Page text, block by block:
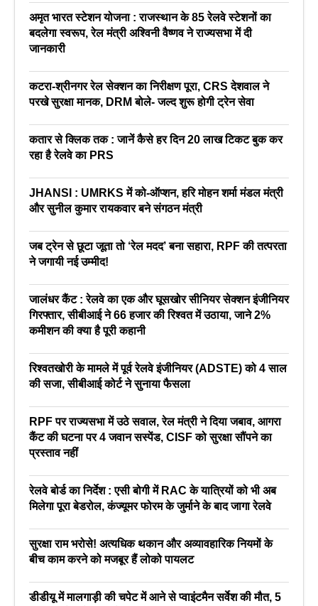
अमृत भारत स्टेशन योजना : राजस्थान के 85 रेलवे स्टेशनों का
बदलेगा स्वरूप, रेल मंत्री अश्विनी वैष्णव ने राज्यसभा में दी
जानकारी
कटरा-श्रीनगर रेल सेक्शन का निरीक्षण पूरा, CRS देशवाल ने
परखे सुरक्षा मानक, DRM बोले- जल्द शुरू होगी ट्रेन सेवा
कतार से क्लिक तक : जानें कैसे हर दिन 20 लाख टिकट बुक कर
रहा है रेलवे का PRS
JHANSI : UMRKS में को-ऑप्शन, हरि मोहन शर्मा मंडल मंत्री
और सुनील कुमार रायकवार बने संगठन मंत्री
जब ट्रेन से छूटा जूता तो ‘रेल मदद’ बना सहारा, RPF की तत्परता
ने जगायी नई उम्मीद!
जालंधर कैंट : रेलवे का एक और घूसखोर सीनियर सेक्शन इंजीनियर
गिरफ्तार, सीबीआई ने 66 हजार की रिश्वत में उठाया, जाने 2%
कमीशन की क्या है पूरी कहानी
रिश्वतखोरी के मामले में पूर्व रेलवे इंजीनियर (ADSTE) को 4 साल
की सजा, सीबीआई कोर्ट ने सुनाया फैसला
RPF पर राज्यसभा में उठे सवाल, रेल मंत्री ने दिया जबाव, आगरा
कैंट की घटना पर 4 जवान सस्पेंड, CISF को सुरक्षा सौंपने का
प्रस्ताव नहीं
रेलवे बोर्ड का निर्देश : एसी बोगी में RAC के यात्रियों को भी अब
मिलेगा पूरा बेडरोल, कंज्यूमर फोरम के जुर्माने के बाद जागा रेलवे
सुरक्षा राम भरोसे! अत्यधिक थकान और अव्यावहारिक नियमों के
बीच काम करने को मजबूर हैं लोको पायलट
डीडीयू में मालगाड़ी की चपेट में आने से प्वाइंटमैन सर्वेश की मौत, 5